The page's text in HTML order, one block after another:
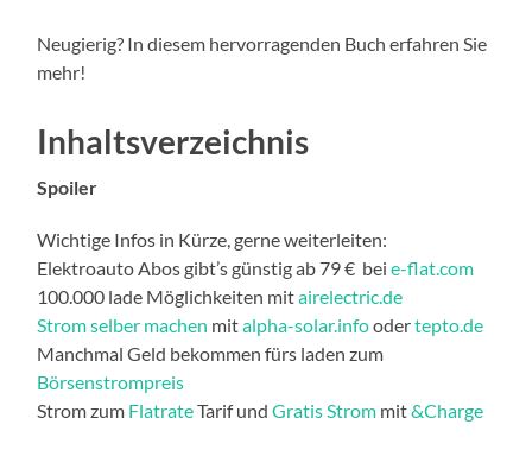
Neugierig? In diesem hervorragenden Buch erfahren Sie
mehr!
Inhaltsverzeichnis
Spoiler
Wichtige Infos in Kürze, gerne weiterleiten:
Elektroauto Abos gibt’s günstig ab 79 € beie-flat.com
100.000 lade Möglichkeiten mitairelectric.de
Strom selber machen mitalpha-solar.infoodertepto.de
Manchmal Geld bekommen fürs laden zum
Börsenstrompreis
Strom zum FlatrateTarif undGratis Strom mit&Charge